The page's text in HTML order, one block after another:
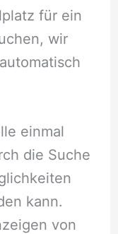
für ein
wir
einmal
die Suche
kann.
von